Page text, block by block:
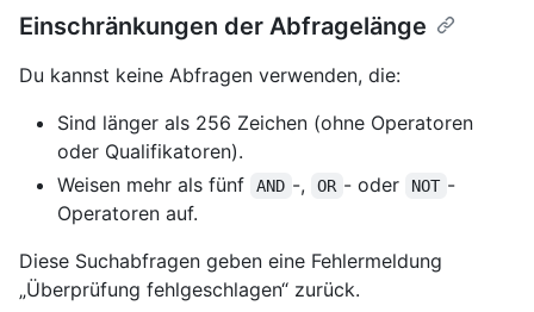
Einschränkungen der Abfragelänge
Du kannst keine Abfragen verwenden, die:
Sind länger als 256 Zeichen (ohne Operatoren
oder Qualifikatoren).
Weisen mehr als fünf
AND -, OR - oder NOT -
Operatoren auf.
Diese Suchabfragen geben eine Fehlermeldung
„Überprüfung fehlgeschlagen“ zurück.